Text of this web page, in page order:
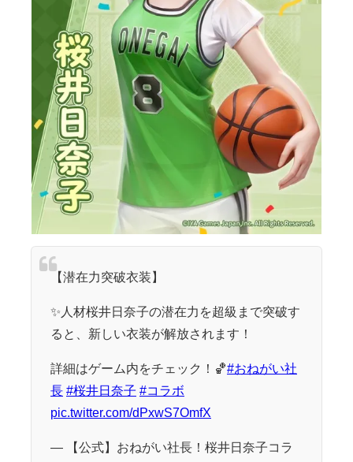
【潜在力突破衣装】
✨人材桜井日奈子の潜在力を超級まで突破す
ると、新しい衣装が解放されます！
詳細はゲーム内をチェック！🏀#おねがい社
長 #桜井日奈子 #コラボ
pic.twitter.com/dPxwS7OmfX
— 【公式】おねがい社長！桜井日奈子コラ